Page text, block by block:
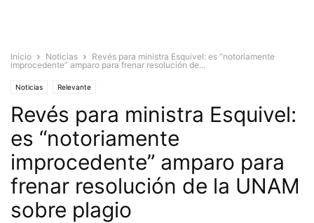
Inicio Noticias
Revés para ministra Esquivel: es “notoriamente
improcedente” amparo para frenar resolución de...
Noticias Relevante
Revés para ministra Esquivel:
es “notoriamente
improcedente” amparo para
frenar resolución de la UNAM
sobre plagio